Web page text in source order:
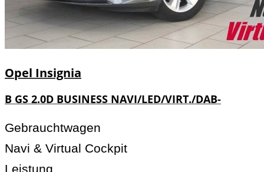
Opel Insignia
B GS 2.0D BUSINESS NAVI/LED/VIRT./DAB-
Gebrauchtwagen
Navi & Virtual Cockpit
Leistung